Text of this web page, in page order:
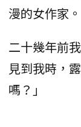
漫的女作家。
二十幾年前
見到我時，
嗎？」